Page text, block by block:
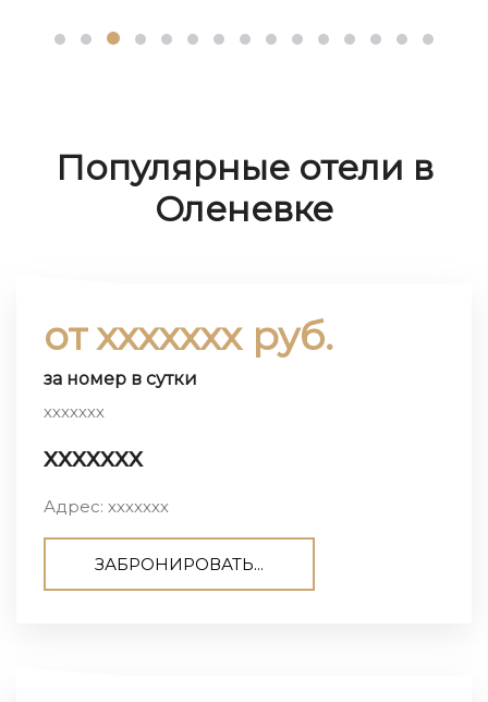
Популярные отели в
Оленевке
от ххххххх руб.
за номер в сутки
ххххххх
ххххххх
Адрес: ххххххх
ЗАБРОНИРОВАТЬ...